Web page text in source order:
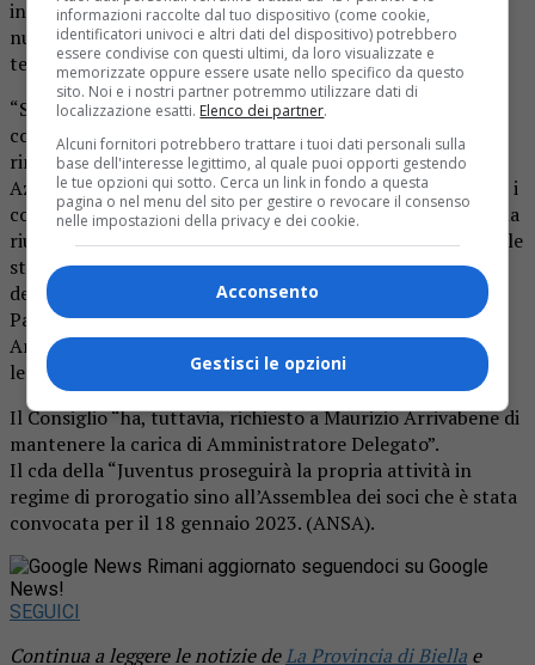
interesse sociale raccomandare che Juventus si doti di un
nuovo Consiglio di Amministrazione che affronti questi
temi.
“Su proposta del presidente Andrea Agnelli e onde
consentire che la decisione sul rinnovo del Consiglio sia
rimessa nel più breve tempo possibile all’Assemblea degli
Azionisti – si legge in una nota diffusa dalla società – tutti i
componenti del Consiglio di Amministrazione presenti alla
riunione hanno dichiarato di rinunciare all’incarico”. “Per le
stesse ragioni, ciascuno dei tre amministratori titolari di
deleghe (il presidente Andrea Agnelli, il vicepresidente
Pavel Nedved e l’amministratore delegato Maurizio
Arrivabene) ha ritenuto opportuno rimettere al Consiglio
le deleghe agli stessi conferite”.
Il Consiglio “ha, tuttavia, richiesto a Maurizio Arrivabene di
mantenere la carica di Amministratore Delegato”.
Il cda della “Juventus proseguirà la propria attività in
regime di prorogatio sino all’Assemblea dei soci che è stata
convocata per il 18 gennaio 2023. (ANSA).
Rimani aggiornato seguendoci su Google
News!
SEGUICI
Continua a leggere le notizie deLa Provincia di Biella e
informazioni raccolte dal tuo dispositivo (come cookie,
identificatori univoci e altri dati del dispositivo) potrebbero
essere condivise con questi ultimi, da loro visualizzate e
memorizzate oppure essere usate nello specifico da questo
sito. Noi e i nostri partner potremmo utilizzare dati di
localizzazione esatti. Elenco dei partner.
Alcuni fornitori potrebbero trattare i tuoi dati personali sulla
base dell'interesse legittimo, al quale puoi opporti gestendo
le tue opzioni qui sotto. Cerca un link in fondo a questa
pagina o nel menu del sito per gestire o revocare il consenso
nelle impostazioni della privacy e dei cookie.
Acconsento
Gestisci le opzioni